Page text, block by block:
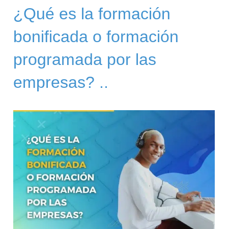
¿Qué es la formación
bonificada o formación
programada por las
empresas? ..